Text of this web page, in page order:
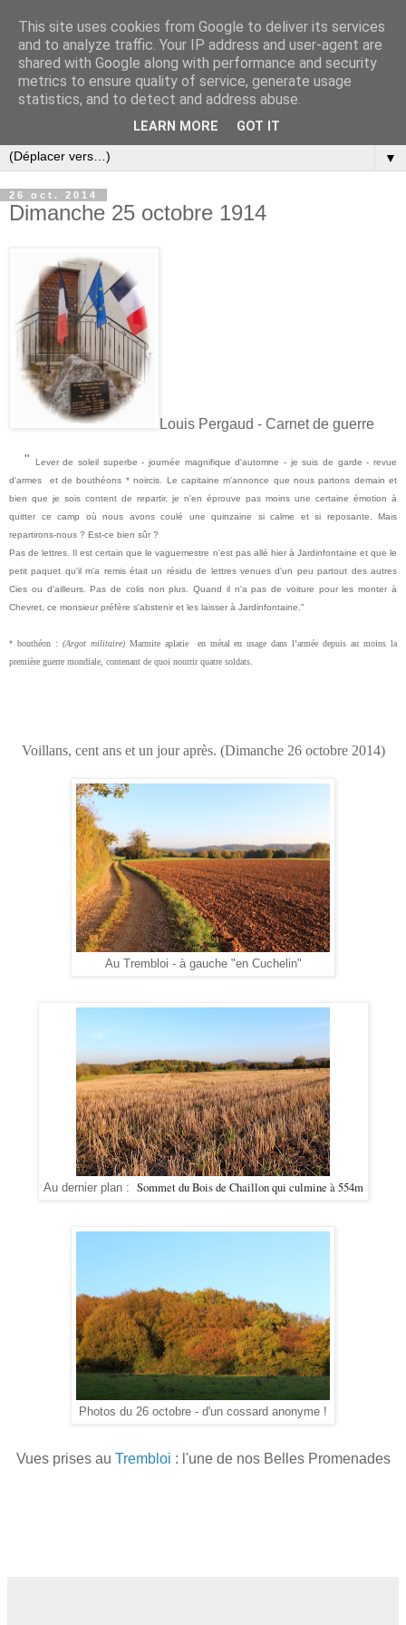
▼
26 oct. 2014
Dimanche 25 octobre 1914
Louis Pergaud - Carnet de guerre
"
Lever de soleil superbe - journée magnifique d'automne - je suis de garde - revue
d'armes et de bouthéons * noircis. Le capitaine m'annonce que nous partons demain et
bien que je sois content de repartir, je n'en éprouve pas moins une certaine émotion à
quitter ce camp où nous avons coulé une quinzaine si calme et si reposante. Mais
repartirons-nous ? Est-ce bien sûr ?
Pas de lettres. Il est certain que le vaguemestre n'est pas allé hier à Jardinfontaine et que le
petit paquet qu'il m'a remis était un résidu de lettres venues d'un peu partout des autres
Cies ou d'ailleurs. Pas de colis non plus. Quand il n'a pas de voiture pour les monter à
Chevret, ce monsieur préfère s'abstenir et les laisser à Jardinfontaine."
* bouthéon : (Argot militaire) Marmiteaplatie
en métal en usage dans l’armée depuis au moins la
première guerre mondiale, contenant de quoi nourrir quatre soldats.
Voillans, cent ans et un jour après. (Dimanche 26 octobre 2014)
Au Trembloi - à gauche "en Cuchelin"
Au dernier plan : Sommet du Bois de Chaillon qui culmine à 554m
Photos du 26 octobre - d'un cossard anonyme !
Vues prises au Trembloi : l'une de nos Belles Promenades
This site uses cookies from Google to deliver its services
and to analyze traffic. Your IP address and user-agent are
shared with Google along with performance and security
metrics to ensure quality of service, generate usage
statistics, and to detect and address abuse.
LEARN MORE GOT IT